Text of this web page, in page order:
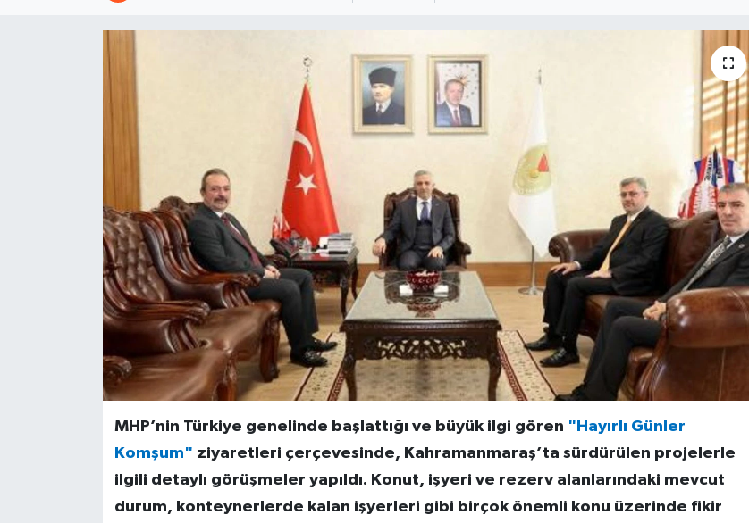
MHP’nin Türkiye genelinde başlattığı ve büyük ilgi gören "Hayırlı Günler
Komşum" ziyaretleri çerçevesinde, Kahramanmaraş’ta sürdürülen projelerle
ilgili detaylı görüşmeler yapıldı. Konut, işyeri ve rezerv alanlarındaki mevcut
durum, konteynerlerde kalan işyerleri gibi birçok önemli konu üzerinde fikir